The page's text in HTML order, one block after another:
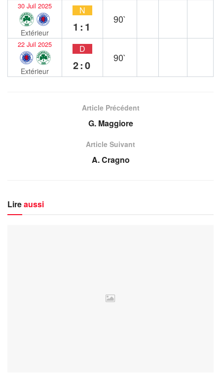
30 Juil 2025
Extérieur
N
1:1
90`
22 Juil 2025
Extérieur
D
2:0
90`
Article Précédent
G. Maggiore
Article Suivant
A. Cragno
Lireaussi